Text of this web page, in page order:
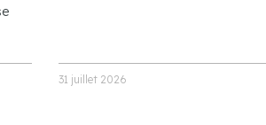
31 juillet 2026